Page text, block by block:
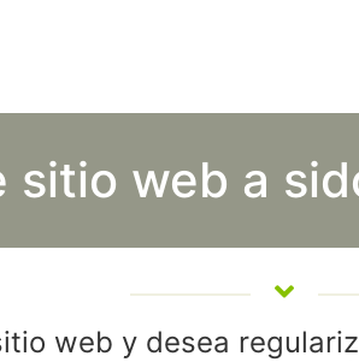
sitio web a
web y desea